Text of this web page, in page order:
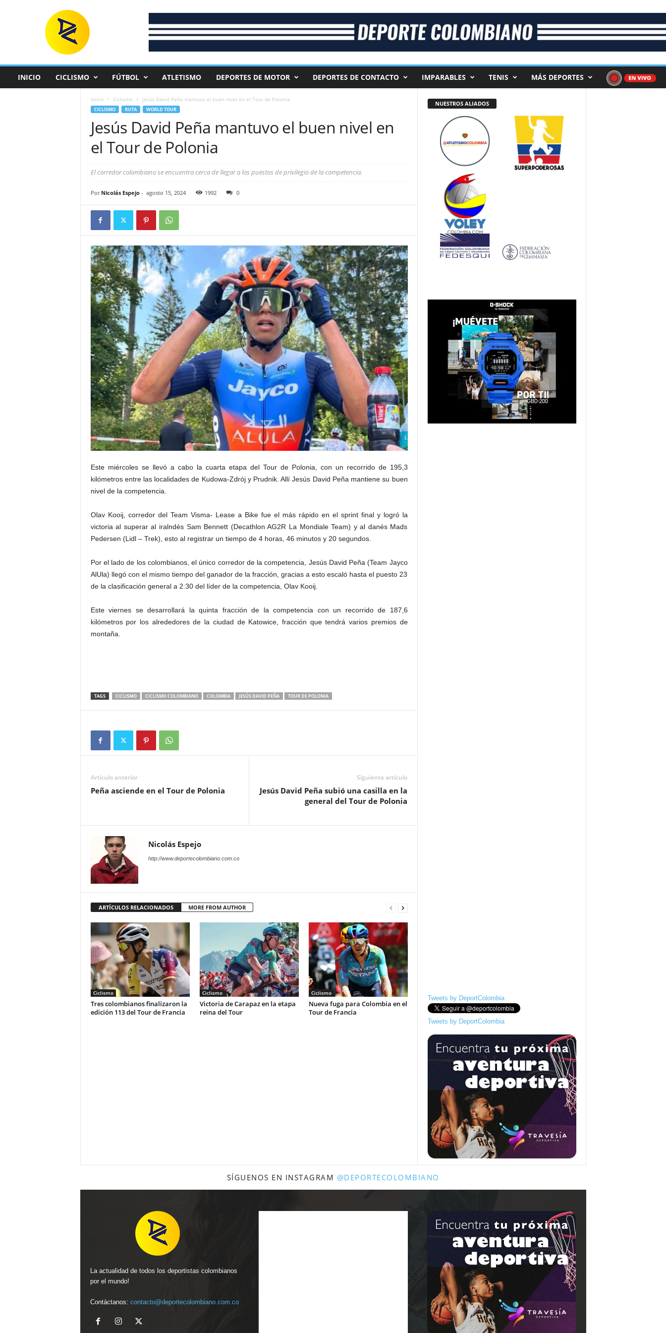
INICIO CICLISMO FÚTBOL ATLETISMO DEPORTES DE MOTOR DEPORTES DE CONTACTO IMPARABLES TENIS MÁS DEPORTES
Inicio Ciclismo Jesús David Peña mantuvo el buen nivel en el Tour de Polonia
CICLISMO RUTA WORLD TOUR
Jesús David Peña mantuvo el buen nivel en
el Tour de Polonia
El corredor colombiano se encuentra cerca de llegar a los puestos de privilegio de la competencia.
Por Nicolás Espejo- agosto 15, 2024 1992 0
Este miércoles se llevó a cabo la cuarta etapa del Tour de Polonia, con un recorrido de 195,3
kilómetros entre las localidades de Kudowa-Zdrój y Prudnik. Allí Jesús David Peña mantiene su buen
nivel de la competencia.
Olav Kooij, corredor del Team Visma- Lease a Bike fue el más rápido en el sprint final y logró la
victoria al superar al iralndés Sam Bennett (Decathlon AG2R La Mondiale Team) y al danés Mads
Pedersen (Lidl – Trek), esto al registrar un tiempo de 4 horas, 46 minutos y 20 segundos.
Por el lado de los colombianos, el único corredor de la competencia, Jesús David Peña (Team Jayco
AlUla) llegó con el mismo tiempo del ganador de la fracción, gracias a esto escaló hasta el puesto 23
de la clasificación general a 2:30 del líder de la competencia, Olav Kooij.
Este viernes se desarrollará la quinta fracción de la competencia con un recorrido de 187,6
kilómetros por los alrededores de la ciudad de Katowice, fracción que tendrá varios premios de
montaña.
TAGS CICLISMO CICLISMO COLOMBIANO COLOMBIA JESÚS DAVID PEÑA TOUR DE POLONIA
Artículo anterior
Peña asciende en el Tour de Polonia
Siguiente artículo
Jesús David Peña subió una casilla en la
general del Tour de Polonia
Nicolás Espejo
http://www.deportecolombiano.com.co
ARTÍCULOS RELACIONADOS MORE FROM AUTHOR
Ciclismo
Tres colombianos finalizaron la
edición 113 del Tour de Francia
Ciclismo
Victoria de Carapaz en la etapa
reina del Tour
Ciclismo
Nueva fuga para Colombia en el
Tour de Francia
NUESTROS ALIADOS
Tweets by DeportColombia
Tweets by DeportColombia
SÍGUENOS EN INSTAGRAM @DEPORTECOLOMBIANO
La actualidad de todos los deportistas colombianos
por el mundo!
Contáctanos: contacto@deportecolombiano.com.co